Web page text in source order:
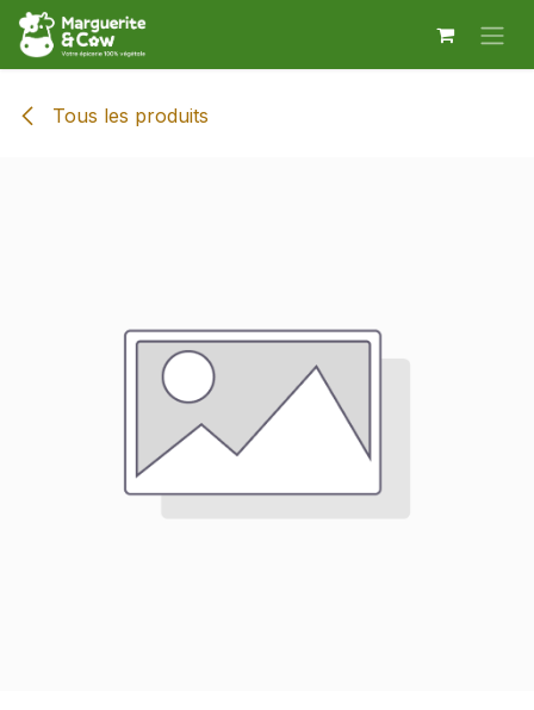
Se rendre au contenu
Tous les produits